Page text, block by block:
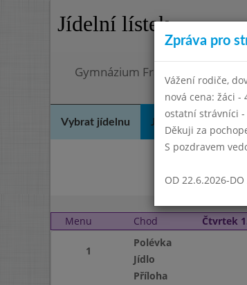
Jídelní lístek
Gymnázium Františka
Vybrat jídelnu Jídelní lístek
Menu
Chod Čtvrtek
1
Polévka
Jídlo
Příloha
Zpráva pro
Vážení rodiče,
nová cena: žáci -
ostatní strávníci -
Děkuji za
S pozdravem
OD 22.6.2026-DO